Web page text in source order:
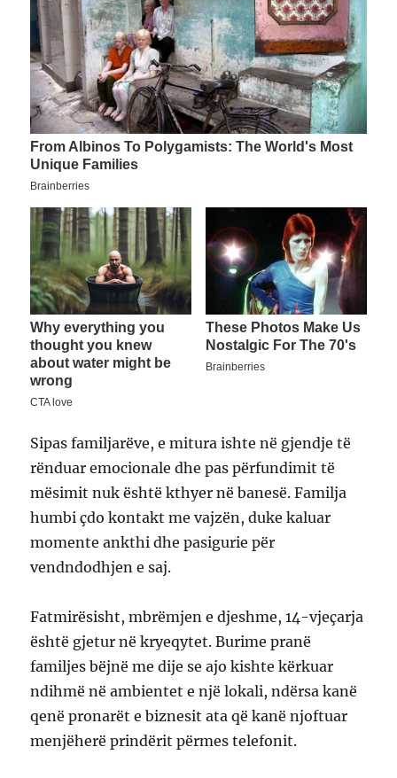
Sipas familjarëve, e mitura ishte në gjendje të
rënduar emocionale dhe pas përfundimit të
mësimit nuk është kthyer në banesë. Familja
humbi çdo kontakt me vajzën, duke kaluar
momente ankthi dhe pasigurie për
vendndodhjen e saj.
Fatmirësisht, mbrëmjen e djeshme, 14-vjeçarja
është gjetur në kryeqytet. Burime pranë
familjes bëjnë me dije se ajo kishte kërkuar
ndihmë në ambientet e një lokali, ndërsa kanë
qenë pronarët e biznesit ata që kanë njoftuar
menjëherë prindërit përmes telefonit.